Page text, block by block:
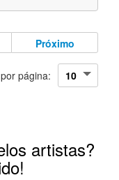
Próximo
página:
artistas?